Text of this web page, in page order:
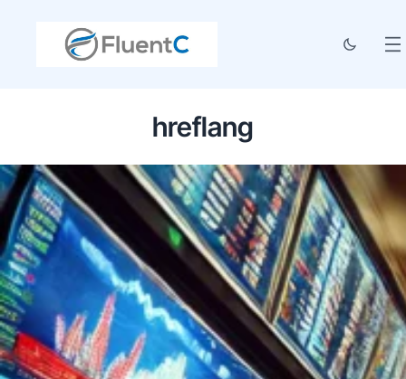
hreflang